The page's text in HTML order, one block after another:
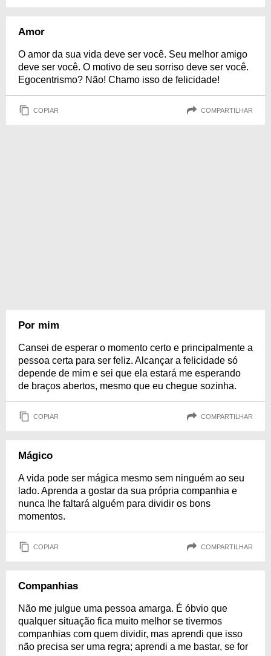
Amor
O amor da sua vida deve ser você. Seu melhor amigo
deve ser você. O motivo de seu sorriso deve ser você.
Egocentrismo? Não! Chamo isso de felicidade!
COPIAR COMPARTILHAR
Por mim
Cansei de esperar o momento certo e principalmente a
pessoa certa para ser feliz. Alcançar a felicidade só
depende de mim e sei que ela estará me esperando
de braços abertos, mesmo que eu chegue sozinha.
COPIAR COMPARTILHAR
Mágico
A vida pode ser mágica mesmo sem ninguém ao seu
lado. Aprenda a gostar da sua própria companhia e
nunca lhe faltará alguém para dividir os bons
momentos.
COPIAR COMPARTILHAR
Companhias
Não me julgue uma pessoa amarga. É óbvio que
qualquer situação fica muito melhor se tivermos
companhias com quem dividir, mas aprendi que isso
não precisa ser uma regra; aprendi a me bastar, se for